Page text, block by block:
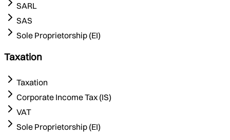
SARL
SAS
Sole Proprietorship (EI)
Taxation
Taxation
Corporate Income Tax (IS)
VAT
Sole Proprietorship (EI)